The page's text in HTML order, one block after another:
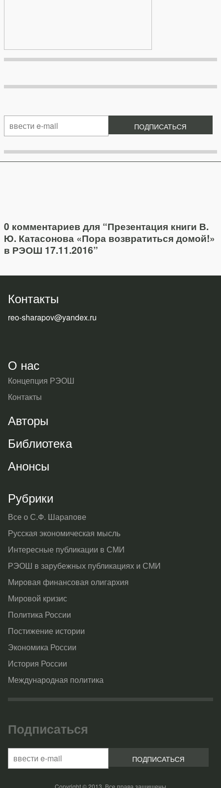
0 комментариев для “Презентация книги В.
Ю. Катасонова «Пора возвратиться домой!»
в РЭОШ 17.11.2016”
Контакты
reo-sharapov@yandex.ru
О нас
Концепция РЭОШ
Контакты
Авторы
Библиотека
Анонсы
Рубрики
Все о С.Ф. Шарапове
Русская экономическая мысль
Интересные публикации в СМИ
РЭОШ в зарубежных публикациях и СМИ
Мировая финансовая олигархия
Мировой кризис
Политика России
Постижение истории
Экономика России
История России
Международная политика
Подписаться
Copyright © 2013, Все права защищены